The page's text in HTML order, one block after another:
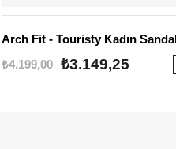
Arch Fit - Touristy Kadın
₺4.199,00
₺3.149,25